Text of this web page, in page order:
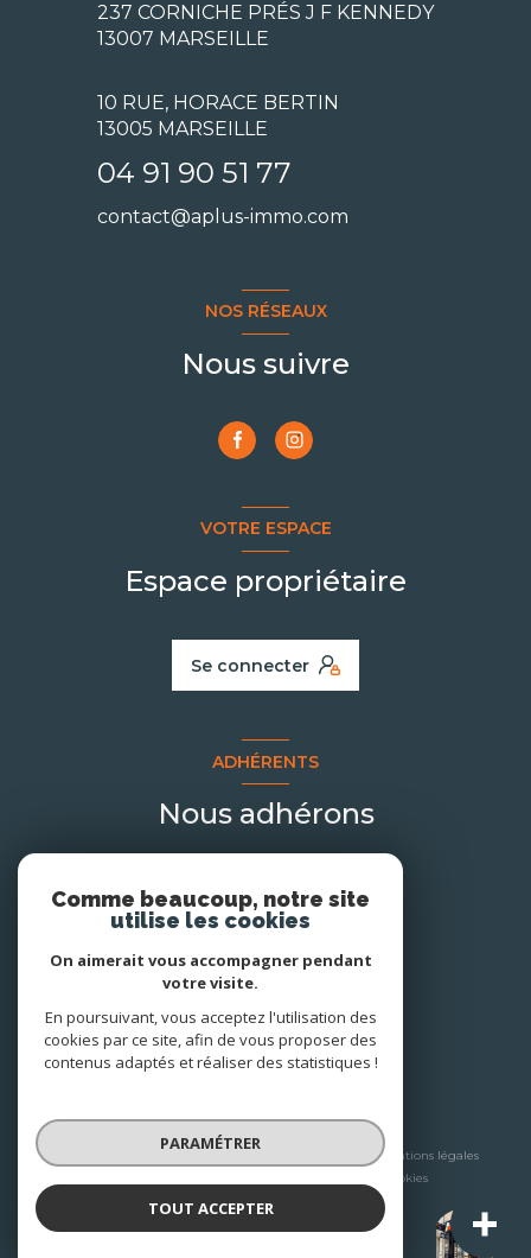
A+ Immobilier-Patrimoine
237 CORNICHE PRÉS J F KENNEDY
13007 MARSEILLE
10 RUE, HORACE BERTIN
13005 MARSEILLE
04 91 90 51 77
contact@aplus-immo.com
NOS RÉSEAUX
Nous suivre
VOTRE ESPACE
Espace propriétaire
Se connecter
ADHÉRENTS
Nous adhérons
© 2026 | Tous droits réservés
Mentions légales
Cookies
Réalisé par :
Comme beaucoup, notre site
utilise les cookies
On aimerait vous accompagner pendant
votre visite.
En poursuivant, vous acceptez l'utilisation des
cookies par ce site, afin de vous proposer des
contenus adaptés et réaliser des statistiques !
PARAMÉTRER
TOUT ACCEPTER